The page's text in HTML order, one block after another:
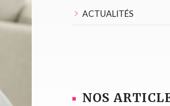
ACTUALITÉS
NOS